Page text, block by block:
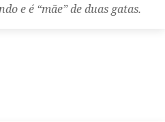
e é “mãe” de duas gatas.